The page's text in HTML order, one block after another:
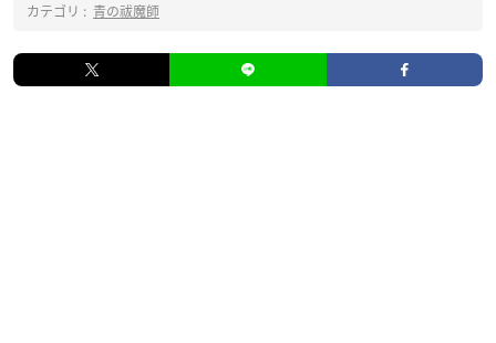
カテゴリ : 青の祓魔師